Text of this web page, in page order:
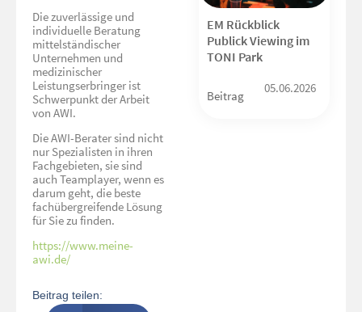
Die zuverlässige und
individuelle Beratung
mittelständischer
Unternehmen und
medizinischer
Leistungserbringer ist
Schwerpunkt der Arbeit
von AWI.
Die AWI-Berater sind nicht
nur Spezialisten in ihren
Fachgebieten, sie sind
auch Teamplayer, wenn es
darum geht, die beste
fachübergreifende Lösung
für Sie zu finden.
https://www.meine-
awi.de/
Beitrag teilen:
EM Rückblick
Publick Viewing im
TONI Park
Beitrag
05.06.2026